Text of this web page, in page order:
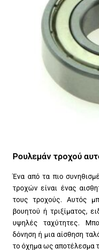
Ρουλεμάν τροχού
Ένα από τα πιο
τροχών είναι ένας
τους τροχούς. Αυτός
βουητού ή τριξίματος,
υψηλές ταχύτητες.
δόνηση ή μια αίσθηση
το όχημα ως αποτέλεσμα